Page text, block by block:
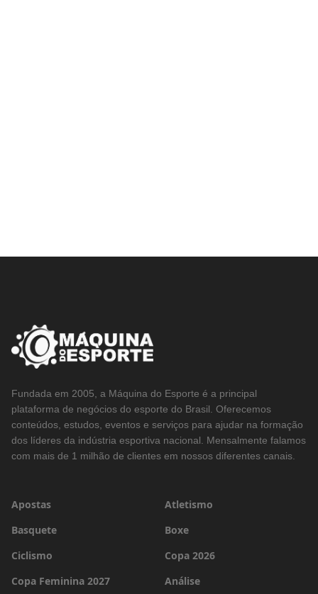
Fundada em 2005, a Máquina do Esporte é a principal
plataforma de negócios do esporte do Brasil. Oferecemos
conteúdos, estudos, eventos e serviços para ajudar na formação
dos líderes da indústria esportiva nacional. Mensalmente falamos
com mais de 1 milhão de clientes em nossos diferentes canais.
Apostas
Atletismo
Basquete
Boxe
Ciclismo
Copa 2026
Copa Feminina 2027
Análise